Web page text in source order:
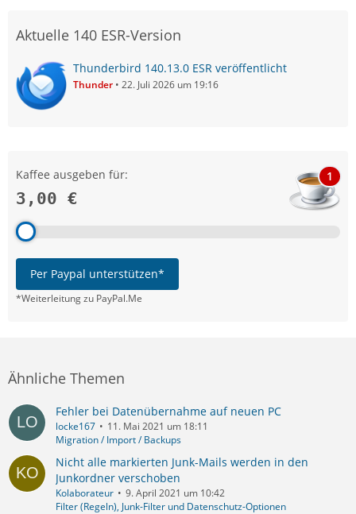
Aktuelle 140 ESR-Version
Thunderbird 140.13.0 ESR veröffentlicht
Thunder 22. Juli 2026 um 19:16
Kaffee ausgeben für:
3,00 €
1
Per Paypal unterstützen*
*Weiterleitung zu PayPal.Me
Ähnliche Themen
Fehler bei Datenübernahme auf neuen PC
locke167
11. Mai 2021 um 18:11
Migration / Import / Backups
Nicht alle markierten Junk-Mails werden in den
Junkordner verschoben
Kolaborateur
9. April 2021 um 10:42
Filter (Regeln), Junk-Filter und Datenschutz-Optionen